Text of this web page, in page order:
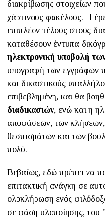
διακρίβωσης στοιχείων
χάρτινους φακέλους. Η
επιπλέον τέλους στους
καταθέσουν έντυπα
ηλεκτρονική υποβολή
υπογραφή των εγγράφων
και δικαστικούς
επιβεβλημένη, και θα
διαδικασιών, ενώ και η
αποφάσεων, των
θεσπισμάτων και των
πολύ.
Βεβαίως, εδώ πρέπει να
επιτακτική ανάγκη σε
ολοκλήρωση ενός
σε φάση υλοποίησης, του "